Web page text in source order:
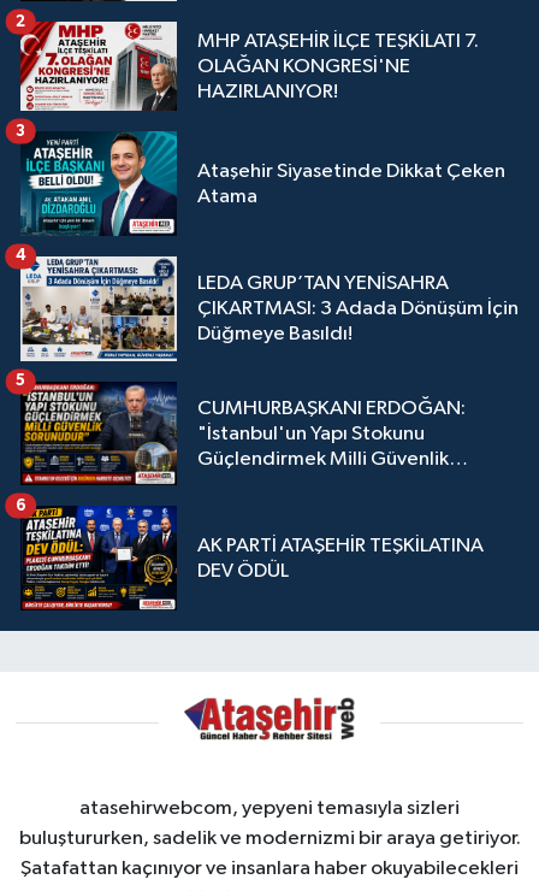
MHP ATAŞEHİR İLÇE TEŞKİLATI 7.
OLAĞAN KONGRESİ'NE
HAZIRLANIYOR!
2
Ataşehir Siyasetinde Dikkat Çeken
Atama
3
LEDA GRUP’TAN YENİSAHRA
ÇIKARTMASI: 3 Adada Dönüşüm İçin
Düğmeye Basıldı!
4
CUMHURBAŞKANI ERDOĞAN:
"İstanbul'un Yapı Stokunu
Güçlendirmek Milli Güvenlik
5
AK PARTİ ATAŞEHİR TEŞKİLATINA
DEV ÖDÜL
6
atasehirwebcom, yepyeni temasıyla sizleri
buluştururken, sadelik ve modernizmi bir araya getiriyor.
Şatafattan kaçınıyor ve insanlara haber okuyabilecekleri